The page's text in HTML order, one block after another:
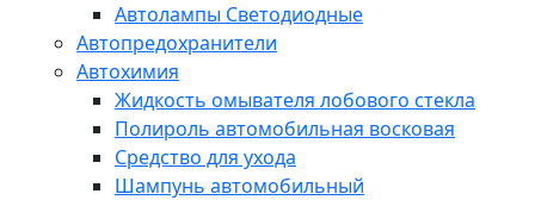
Автолампы Светодиодные
Автопредохранители
Автохимия
Жидкость омывателя лобового стекла
Полироль автомобильная восковая
Средство для ухода
Шампунь автомобильный